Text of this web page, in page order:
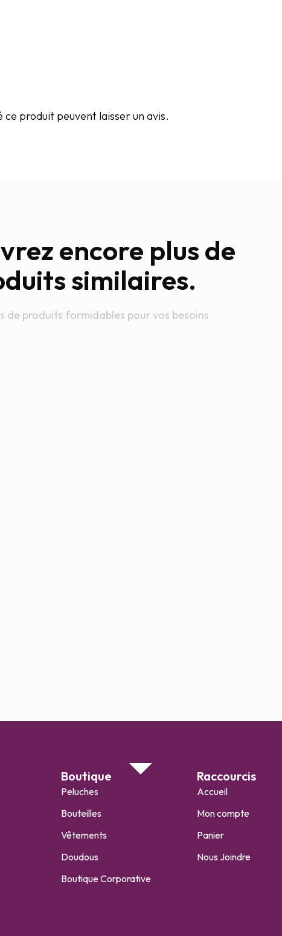
produit peuvent laisser un avis.
encore plus de
similaires.
de produits formidables pour vos besoins
Boutique
Peluches
Bouteilles
Vêtements
Doudous
Boutique Corporative
Raccourcis
Accueil
Mon compte
Panier
Nous Joindre